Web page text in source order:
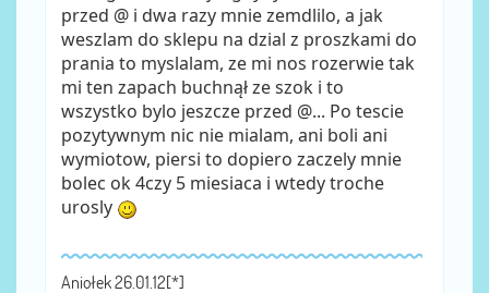
przed @ i dwa razy mnie zemdlilo, a jak
weszlam do sklepu na dzial z proszkami do
prania to myslalam, ze mi nos rozerwie tak
mi ten zapach buchnął ze szok i to
wszystko bylo jeszcze przed @... Po tescie
pozytywnym nic nie mialam, ani boli ani
wymiotow, piersi to dopiero zaczely mnie
bolec ok 4czy 5 miesiaca i wtedy troche
urosly
Aniołek 26.01.12[*]